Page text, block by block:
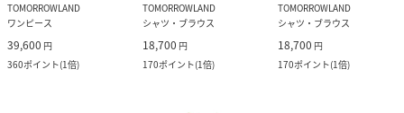
TOMORROWLAND
ワンピース
39,600 円
360ポイント(1倍)
TOMORROWLAND
シャツ・ブラウス
18,700 円
170ポイント(1倍)
TOMORROWLAND
シャツ・ブラウス
18,700 円
170ポイント(1倍)